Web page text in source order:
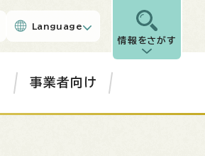
Language
情報をさがす
事業者向け